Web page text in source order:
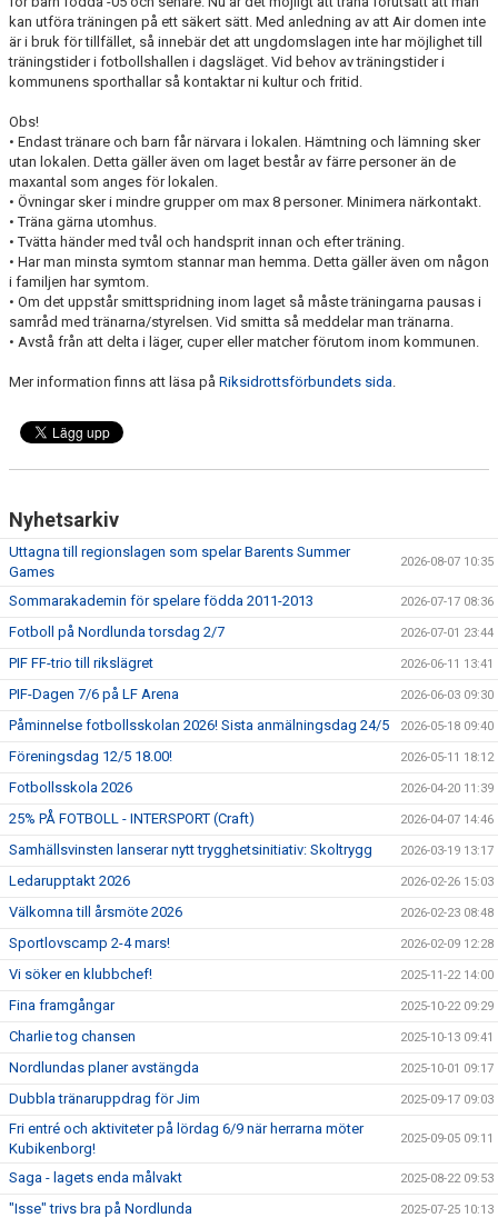
KONTAKT
DOKUMENT / RIKTLINJER / UTBILDNING
kan utföra träningen på ett säkert sätt. Med anledning av att Air domen inte
är i bruk för tillfället, så innebär det att ungdomslagen inte har möjlighet till
träningstider i fotbollshallen i dagsläget. Vid behov av träningstider i
kommunens sporthallar så kontaktar ni kultur och fritid.
Obs!
• Endast tränare och barn får närvara i lokalen. Hämtning och lämning sker
utan lokalen. Detta gäller även om laget består av färre personer än de
maxantal som anges för lokalen.
• Övningar sker i mindre grupper om max 8 personer. Minimera närkontakt.
• Träna gärna utomhus.
• Tvätta händer med tvål och handsprit innan och efter träning.
• Har man minsta symtom stannar man hemma. Detta gäller även om någon
i familjen har symtom.
• Om det uppstår smittspridning inom laget så måste träningarna pausas i
samråd med tränarna/styrelsen. Vid smitta så meddelar man tränarna.
• Avstå från att delta i läger, cuper eller matcher förutom inom kommunen.
Mer information finns att läsa på Riksidrottsförbundets sida.
Nyhetsarkiv
Uttagna till regionslagen som spelar Barents Summer
Games
2026-08-07 10:35
Sommarakademin för spelare födda 2011-2013 2026-07-17 08:36
Fotboll på Nordlunda torsdag 2/7 2026-07-01 23:44
PIF FF-trio till rikslägret 2026-06-11 13:41
PIF-Dagen 7/6 på LF Arena 2026-06-03 09:30
Påminnelse fotbollsskolan 2026! Sista anmälningsdag 24/5 2026-05-18 09:40
Föreningsdag 12/5 18.00! 2026-05-11 18:12
Fotbollsskola 2026 2026-04-20 11:39
25% PÅ FOTBOLL - INTERSPORT (Craft) 2026-04-07 14:46
Samhällsvinsten lanserar nytt trygghetsinitiativ: Skoltrygg 2026-03-19 13:17
Ledarupptakt 2026 2026-02-26 15:03
Välkomna till årsmöte 2026 2026-02-23 08:48
Sportlovscamp 2-4 mars! 2026-02-09 12:28
Vi söker en klubbchef! 2025-11-22 14:00
Fina framgångar 2025-10-22 09:29
Charlie tog chansen 2025-10-13 09:41
Nordlundas planer avstängda 2025-10-01 09:17
Dubbla tränaruppdrag för Jim 2025-09-17 09:03
Fri entré och aktiviteter på lördag 6/9 när herrarna möter
Kubikenborg!
2025-09-05 09:11
Saga - lagets enda målvakt 2025-08-22 09:53
"Isse" trivs bra på Nordlunda 2025-07-25 10:13